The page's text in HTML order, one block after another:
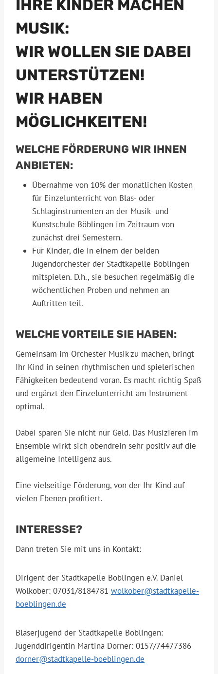
IHRE KINDER MACHEN
MUSIK:
WIR WOLLEN SIE DABEI
UNTERSTÜTZEN!
WIR HABEN
MÖGLICHKEITEN!
WELCHE FÖRDERUNG WIR IHNEN
ANBIETEN:
Übernahme von 10% der monatlichen Kosten
für Einzelunterricht von Blas- oder
Schlaginstrumenten an der Musik- und
Kunstschule Böblingen im Zeitraum von
zunächst drei Semestern.
Für Kinder, die in einem der beiden
Jugendorchester der Stadtkapelle Böblingen
mitspielen. D.h., sie besuchen regelmäßig die
wöchentlichen Proben und nehmen an
Auftritten teil.
WELCHE VORTEILE SIE HABEN:
Gemeinsam im Orchester Musik zu machen, bringt
Ihr Kind in seinen rhythmischen und spielerischen
Fähigkeiten bedeutend voran. Es macht richtig Spaß
und ergänzt den Einzelunterricht am Instrument
optimal.
Dabei sparen Sie nicht nur Geld. Das Musizieren im
Ensemble wirkt sich obendrein sehr positiv auf die
allgemeine Intelligenz aus.
Eine vielseitige Förderung, von der Ihr Kind auf
vielen Ebenen profitiert.
INTERESSE?
Dann treten Sie mit uns in Kontakt:
Dirigent der Stadtkapelle Böblingen e.V. Daniel
Wolkober: 07031/8184781 wolkober@stadtkapelle-
boeblingen.de
Bläserjugend der Stadtkapelle Böblingen:
Jugenddirigentin Martina Dorner: 0157/74477386
dorner@stadtkapelle-boeblingen.de